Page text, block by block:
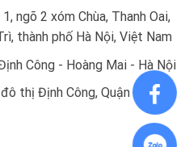
ngõ 2 xóm Chùa, Thanh Oai,
thành phố Hà Nội, Việt Nam
Công - Hoàng Mai - Hà Nội
thị Định Công, Quận Hoàng